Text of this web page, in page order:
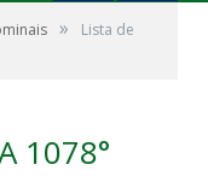
»
Lista de
1078°